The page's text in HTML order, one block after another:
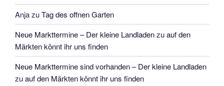
AnjazuTag des offnen Garten
Neue Markttermine – Der kleine Landladenzuauf den
Märkten könnt ihr uns finden
Neue Markttermine sind vorhanden – Der kleine Landladen
zuauf den Märkten könnt ihr uns finden